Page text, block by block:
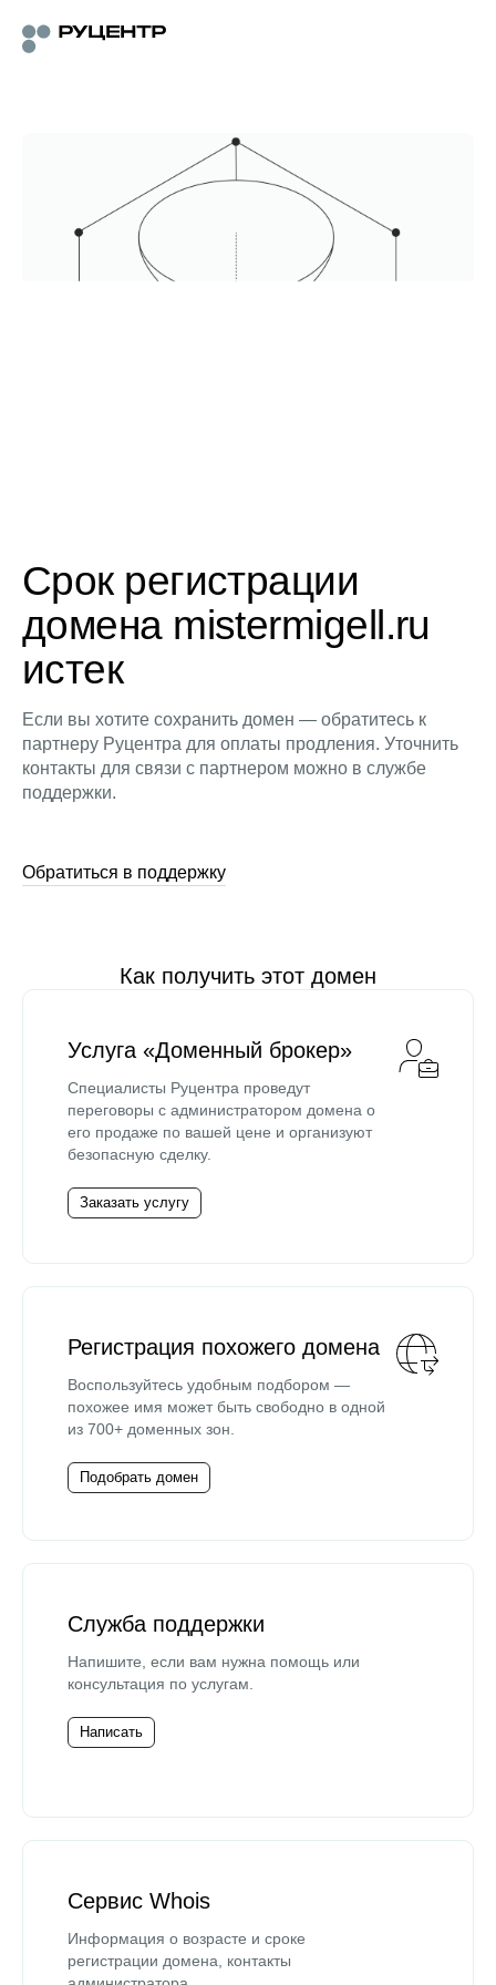
Срок регистрации
домена mistermigell.ru
истек
Если вы хотите сохранить домен — обратитесь к
партнеру Руцентра для оплаты продления. Уточнить
контакты для связи с партнером можно в службе
поддержки.
Обратиться в поддержку
Как получить этот домен
Услуга «Доменный брокер»
Специалисты Руцентра проведут
переговоры с администратором домена о
его продаже по вашей цене и организуют
безопасную сделку.
Заказать услугу
Регистрация похожего домена
Воспользуйтесь удобным подбором —
похожее имя может быть свободно в одной
из 700+ доменных зон.
Подобрать домен
Служба поддержки
Напишите, если вам нужна помощь или
консультация по услугам.
Написать
Сервис Whois
Информация о возрасте и сроке
регистрации домена, контакты